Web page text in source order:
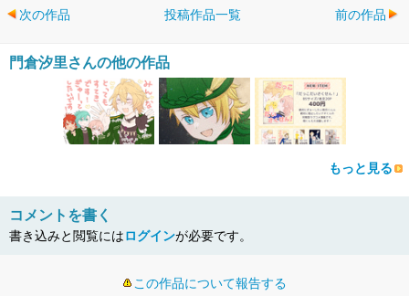
次の作品 投稿作品一覧 前の作品
門倉汐里さんの他の作品
もっと見る
コメントを書く
書き込みと閲覧にはログインが必要です。
この作品について報告する